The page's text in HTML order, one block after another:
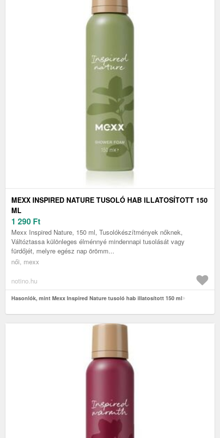
MEXX INSPIRED NATURE TUSOLÓ HAB ILLATOSÍTOTT 150
ML
1 290 Ft
Mexx Inspired Nature, 150 ml, Tusolókészítmények nőknek,
Váltóztassa különleges élménnyé mindennapi tusolását vagy
fürdőjét, melyre egész nap örömm...
női, mexx
notino.hu
Hasonlók, mint Mexx Inspired Nature tusoló hab illatosított 150 ml